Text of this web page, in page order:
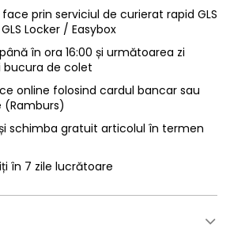
prin serviciul de curierat rapid GLS
Locker / Easybox
în ora 16:00 și următoarea zi
de colet
online folosind cardul bancar sau
(Ramburs)
schimba gratuit articolul în termen
în 7 zile lucrătoare